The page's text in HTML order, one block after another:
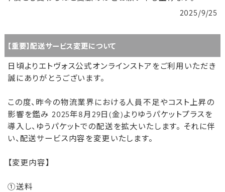
2025/9/25
【重要】配送サービス変更について
日頃よりエトヴォス公式オンラインストアをご利用いただき
誠にありがとうございます。
この度、昨今の物流業界における人員不足やコスト上昇の
影響を鑑み 2025年8月29日(金)よりゆうパケットプラスを
導入し、ゆうパケットでの配送を拡大いたします。 それに伴
い、配送サービス内容を変更いたします。
【変更内容】
①送料